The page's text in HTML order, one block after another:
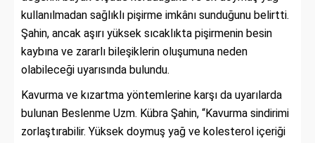
kullanılmadan sağlıklı pişirme imkânı sunduğunu belirtti.
Şahin, ancak aşırı yüksek sıcaklıkta pişirmenin besin
kaybına ve zararlı bileşiklerin oluşumuna neden
olabileceği uyarısında bulundu.
Kavurma ve kızartma yöntemlerine karşı da uyarılarda
bulunan Beslenme Uzm. Kübra Şahin, “Kavurma sindirimi
zorlaştırabilir. Yüksek doymuş yağ ve kolesterol içeriği